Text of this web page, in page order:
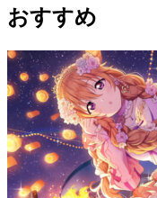
ビ
ゲ
ー
シ
ョ
ン
おすすめ